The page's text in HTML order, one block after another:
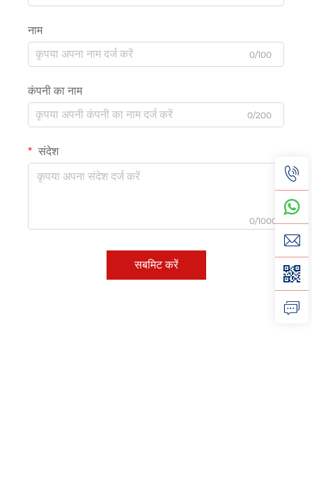
नाम
0/100
कंपनी का नाम
0/200
संदेश
0/1000
सबमिट करें